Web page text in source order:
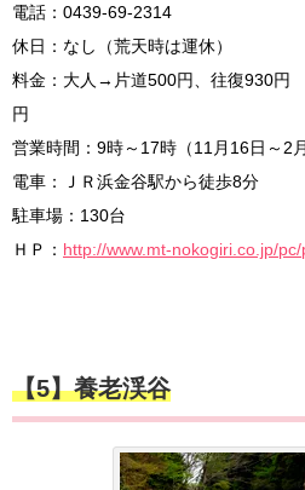
電話：0439-69-2314
休日：なし（荒天時は運休）
料金：大人→片道500円、往復930
円
営業時間：9時～17時（11月16日～2
電車：ＪＲ浜金谷駅から徒歩8分
駐車場：130台
ＨＰ： http://www.mt-nokogiri.co.jp/
【5】養老渓谷